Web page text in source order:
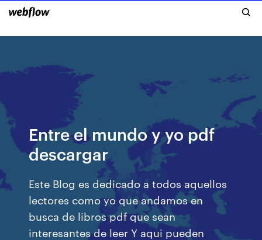
Entre el mundo y yo pdf
descargar
Este Blog es dedicado a todos aquellos
lectores como yo que andamos en
busca de libros pdf que sean
interesantes de leer Y aqui pueden